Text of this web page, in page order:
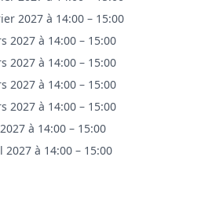
2027 à 14:00 – 15:00
2027 à 14:00 – 15:00
2027 à 14:00 – 15:00
2027 à 14:00 – 15:00
2027 à 14:00 – 15:00
à 14:00 – 15:00
à 14:00 – 15:00